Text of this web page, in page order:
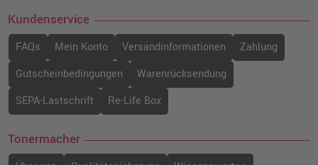
Kundenservice
FAQs Mein Konto Versandinformationen
Zahlung
Gutscheinbedingungen
Warenrücksendung
SEPA-Lastschrift
Re-Life Box
Tonermacher